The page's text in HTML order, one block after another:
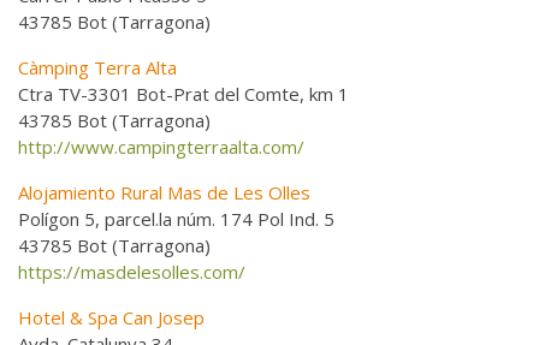
43785 Bot (Tarragona)
Càmping Terra Alta
Ctra TV-3301 Bot-Prat del Comte, km 1
43785 Bot (Tarragona)
http://www.campingterraalta.com/
Alojamiento Rural Mas de Les Olles
Polígon 5, parcel.la núm. 174 Pol Ind. 5
43785 Bot (Tarragona)
https://masdelesolles.com/
Hotel & Spa Can Josep